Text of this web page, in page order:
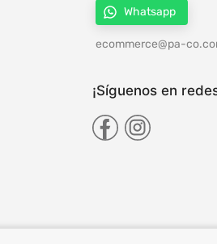
Whatsapp
ecommerce@pa-
¡Síguenos en